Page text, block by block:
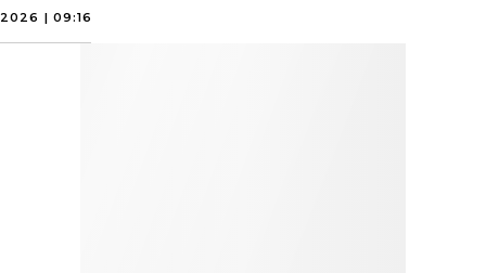
2026 | 09:16